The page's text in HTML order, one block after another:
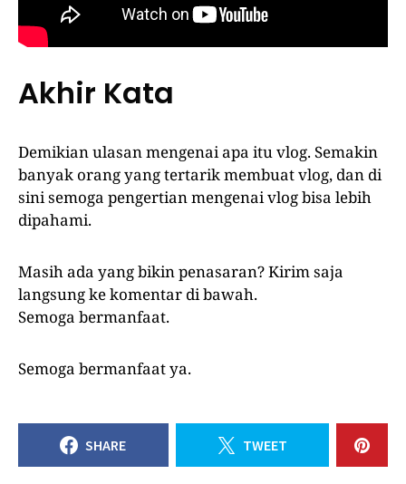
Akhir Kata
Demikian ulasan mengenai apa itu vlog. Semakin
banyak orang yang tertarik membuat vlog, dan di
sini semoga pengertian mengenai vlog bisa lebih
dipahami.
Masih ada yang bikin penasaran? Kirim saja
langsung ke komentar di bawah.
Semoga bermanfaat.
Semoga bermanfaat ya.
SHARE TWEET